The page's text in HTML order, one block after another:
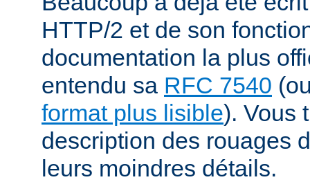
HTTP/2 et de son
documentation la plus
entendu sa RFC 7540
format plus lisible). Vous
description des rouages
leurs moindres détails.